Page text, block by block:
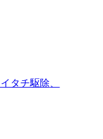
タチ駆除